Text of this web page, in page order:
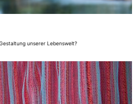
unserer Lebenswelt?